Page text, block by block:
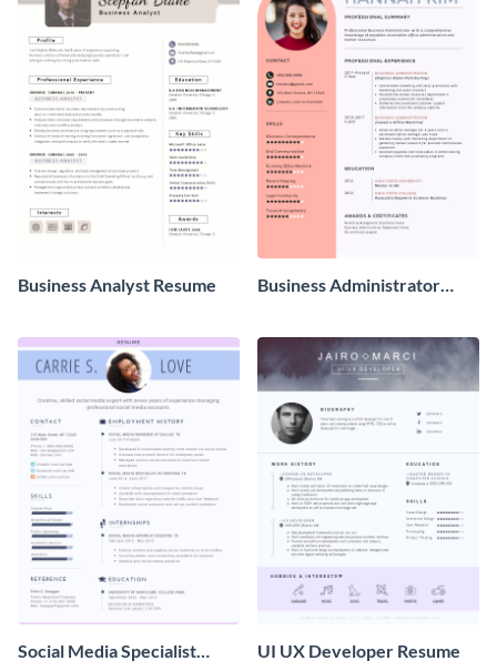
Business Analyst Resume
Business Administrator
Social Media Specialist
UI UX Developer Resume